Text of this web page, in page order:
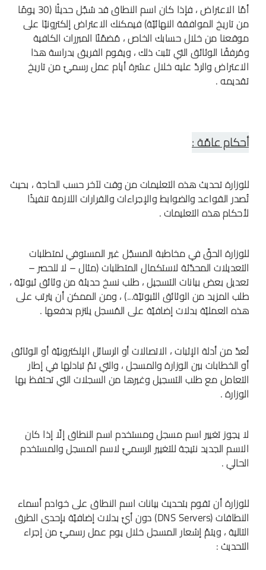
أمّا الاعتراض ، فإذا كان اسم النطاق قد سُجّل حديثًا (30 يومًا
من تاريخ الموافقة النهائيّة) فيمكنك الاعتراض إلكترونيّا على
موقعنا من خلال حسابك الخاص ، مُضمّنًا المبررات الكافية
ومُرفقًا الوثائق التي تثبت ذلك ، ويقوم الفريق بدراسة هذا
الاعتراض والردّ عليه خلال عشرة أيام عمل رسميّ من تاريخ
تقديمه .
أحكام عامّة :
للوزارة تحديث هذه التعليمات من وقت لآخر حسب الحاجة ، بحيث
تُصدر القواعد والضوابط والإجراءات والقرارات اللازمة تنفيذًا
لأحكام هذه التعليمات .
للوزارة الحقّ في مخاطبة المسجّل غير المستوفي لمتطلبات
التعديلات المحدّثة لاستكمال المتطلبات (مثال – لا للحصر –
تعديل بعض بيانات التسجيل ، طلب نسخ حديثة من وثائق ثبوتيّة ،
طلب المزيد من الوثائق الثبوتيّة...) ، ومن الممكن أن يترتب على
هذه العمليّة بدلات إضافيّة على المُسجل يلتزم بدفعها .
تُعدّ من أدلة الإثبات ، الاتصالات أو الرسائل الإلكترونيّة أو الوثائق
أو الخطابات بين الوزارة والمسجل ، والتي تمّ تبادلها في إطار
التعامل مع طلب التسجيل وغيرها من السجلات التي تحتفظ بها
الوزارة .
لا يجوز تغيير اسم مسجل ومستخدم اسم النطاق إلّا إذا كان
الاسم الجديد نتيجة للتغيير الرسميّ لاسم المسجل والمستخدم
الحالي .
للوزارة أن تقوم بتحديث بيانات اسم النطاق على خوادم أسماء
النطاقات (DNS Servers) دون أيّ بدلات إضافيّة بإحدى الطرق
التالية ، ويتمّ إشعار المسجل خلال يوم عمل رسميّ من إجراء
التحديث :